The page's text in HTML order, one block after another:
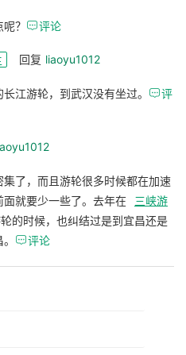
？ 评论
回复 liaoyu1012
江游轮，到武汉没有坐过。 评
了，而且游轮很多时候都在加速
就要少一些了。去年在
三峡游
的时候，也纠结过是到宜昌还是
评论